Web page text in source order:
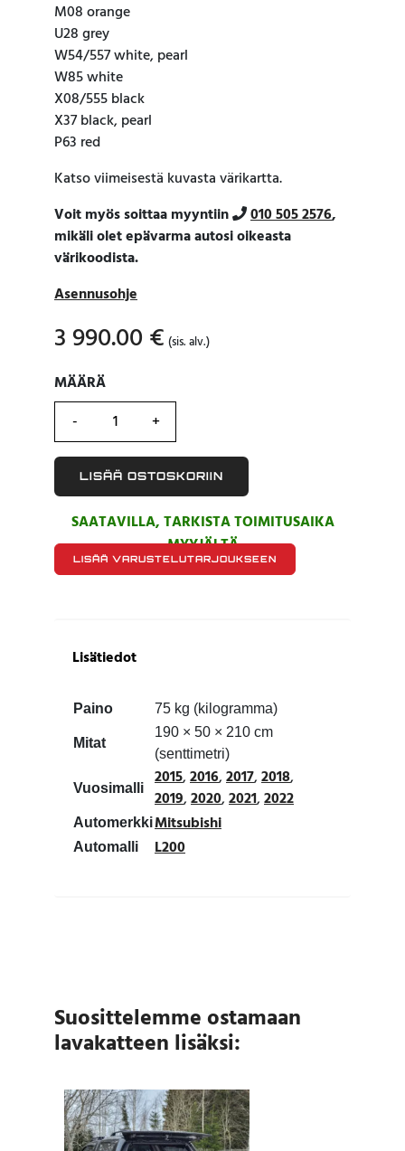
M08 orange
U28 grey
W54/557 white, pearl
W85 white
X08/555 black
X37 black, pearl
P63 red
Katso viimeisestä kuvasta värikartta.
Voit myös soittaa myyntiin
010 505 2576,
mikäli olet epävarma autosi oikeasta
värikoodista.
Asennusohje
3 990.00 € (sis. alv.)
MÄÄRÄ
MÄÄRÄ
LISÄÄ OSTOSKORIIN
SAATAVILLA, TARKISTA TOIMITUSAIKA
MYYJÄLTÄ
LISÄÄ VARUSTELUTARJOUKSEEN
Lisätiedot
Paino 75 kg (kilogramma)
Mitat
190 × 50 × 210 cm
(senttimetri)
Vuosimalli 2015,2016,2017,2018,
2019,2020,2021,2022
AutomerkkiMitsubishi
Automalli L200
Suosittelemme ostamaan
lavakatteen lisäksi: